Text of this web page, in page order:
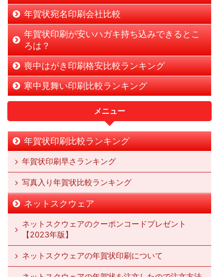
年賀状宛名印刷会社比較
年賀状印刷が安いハガキ持ち込みできるとこ
ろは？
喪中はがき印刷格安比較ランキング
寒中見舞い印刷比較ランキング
メニュー
年賀状印刷比較ランキング
年賀状印刷早さランキング
写真入り年賀状比較ランキング
ネットスクウェア
ネットスクウェアのクーポンコードプレゼント
【2023年版】
ネットスクウェアの年賀状印刷について